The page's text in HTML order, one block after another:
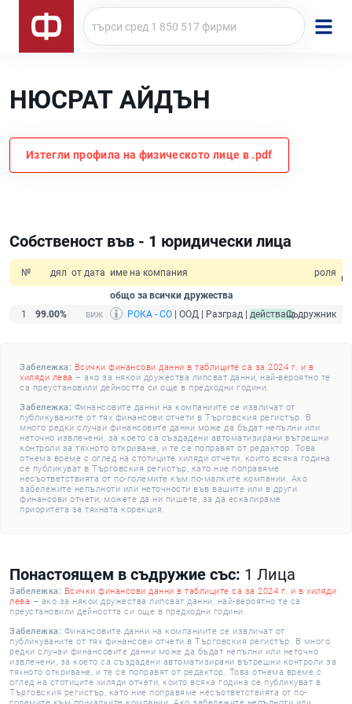
НЮСРАТ АЙДЪН
Изтегли профила на физическото лице в .pdf
Собственост във - 1 юридически лица
№ дял от дата име на компания роля
общо за всички дружества
1
99.00% РОКА - СО | ООД | Разград | действащСъдружник
Забележка: Всички финансови данни в таблиците са за 2024 г. и в
хиляди лева – ако за някои дружества липсват данни, най-вероятно те
са преустановили дейността си още в предходни години.
Забележка: Финансовите данни на компаниите се извличат от
публикуваните от тях финансови отчети в Търговския регистър. В
много редки случаи финансовите данни може да бъдат непълни или
неточно извлечени, за което са създадени автоматизирани вътрешни
контроли за тяхното откриване, и те се поправят от редактор. Това
отнема време с оглед на стотиците хиляди отчети, които всяка година
се публикуват в Търговския регистър, като ние поправяме
несъответствията от по-големите към по-малките компании. Ако
забележите непълноти или неточности във вашите или в други
финансови отчети, можете да ни пишете, за да ескалираме
приоритета за тяхната корекция.
Понастоящем в съдружие със: 1 Лица
Забележка: Всички финансови данни в таблиците са за 2024 г. и в хиляди
лева – ако за някои дружества липсват данни, най-вероятно те са
преустановили дейността си още в предходни години.
Забележка: Финансовите данни на компаниите се извличат от
публикуваните от тях финансови отчети в Търговския регистър. В много
редки случаи финансовите данни може да бъдат непълни или неточно
извлечени, за което са създадени автоматизирани вътрешни контроли за
тяхното откриване, и те се поправят от редактор. Това отнема време с
оглед на стотиците хиляди отчети, които всяка година се публикуват в
Търговския регистър, като ние поправяме несъответствията от по-